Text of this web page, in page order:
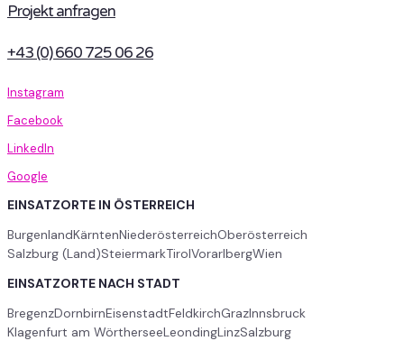
Projekt anfragen
+43 (0) 660 725 06 26
Instagram
Facebook
LinkedIn
Google
EINSATZORTE IN ÖSTERREICH
BurgenlandKärntenNiederösterreichOberösterreich
Salzburg (Land)SteiermarkTirolVorarlbergWien
EINSATZORTE NACH STADT
BregenzDornbirnEisenstadtFeldkirchGrazInnsbruck
Klagenfurt am WörtherseeLeondingLinzSalzburg